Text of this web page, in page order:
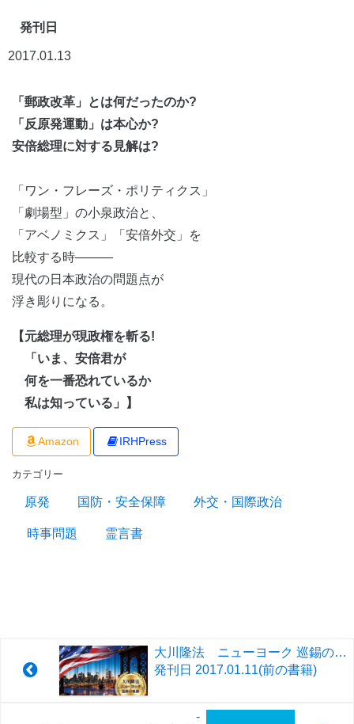
発刊日
2017.01.13
「郵政改革」とは何だったのか?
「反原発運動」は本心か?
安倍総理に対する見解は?
「ワン・フレーズ・ポリティクス」
「劇場型」の小泉政治と、
「アベノミクス」「安倍外交」を
比較する時―――
現代の日本政治の問題点が
浮き彫りになる。
【元総理が現政権を斬る!
「いま、安倍君が
何を一番恐れているか
私は知っている」】
Amazon IRHPress
カテゴリー
原発 国防・安全保障 外交・国際政治
時事問題 霊言書
大川隆法 ニューヨーク 巡錫の軌跡 自由、正義、そして幸福
発刊日 2017.01.11(前の書籍)
-